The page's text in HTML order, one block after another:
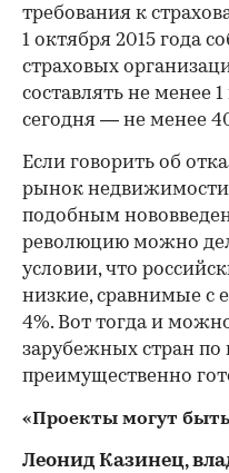
требования к
1 октября 2015 года
страховых
составлять не менее
сегодня — не менее
Если говорить об
рынок недвижимости
подобным
революцию можно
условии, что
низкие, сравнимые с
4%. Вот тогда и
зарубежных стран по
преимущественно
«Проекты могут
Леонид Казинец,